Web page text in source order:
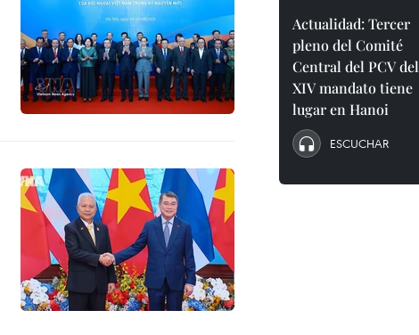
Actualidad: Tercer
pleno del Comité
Central del PCV del
XIV mandato tiene
lugar en Hanoi
ESCUCHAR